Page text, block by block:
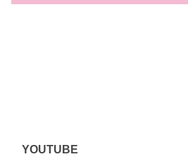
YOUTUBE